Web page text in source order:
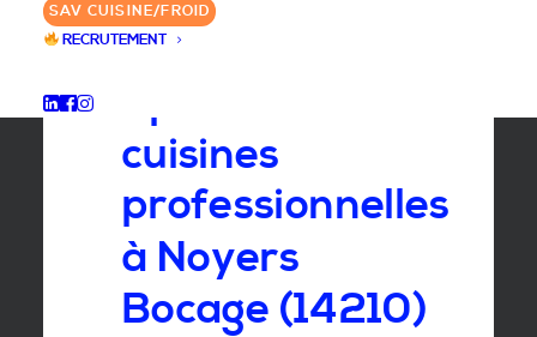
SAV CUISINE/FROID
RECRUTEMENTGROUPE SEBI
Spécialiste
cuisines
professionnelles
à Noyers
Bocage (14210)